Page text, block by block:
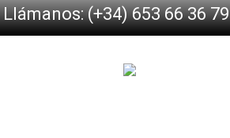
Llámanos: (+34) 653 66 36 79